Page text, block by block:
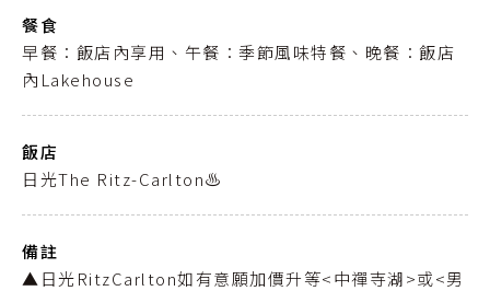
餐食
早餐：飯店內享用、午餐：季節風味特餐、晚餐：飯店
內Lakehouse
飯店
日光The Ritz-Carlton♨️
備註
▲日光RitzCarlton如有意願加價升等<中禪寺湖>或<男